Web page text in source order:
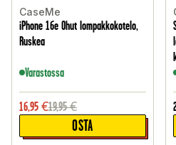
CaseMe
iPhone 16e Ohut lompakkokotelo,
Ruskea
Varastossa
16,95 €19,95 €
OSTA